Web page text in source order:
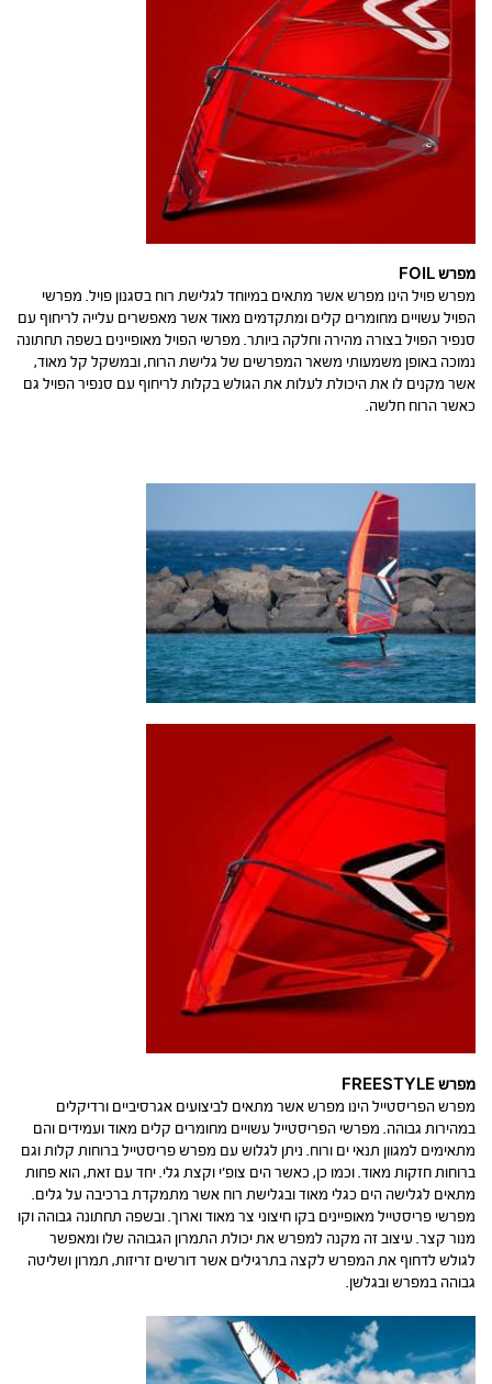
מפרש FOIL
מפרש פויל הינו מפרש אשר מתאים במיוחד לגלישת רוח בסגנון פויל. מפרשי
הפויל עשויים מחומרים קלים ומתקדמים מאוד אשר מאפשרים עלייה לריחוף עם
סנפיר הפויל בצורה מהירה וחלקה ביותר. מפרשי הפויל מאופיינים בשפה תחתונה
נמוכה באופן משמעותי משאר המפרשים של גלישת הרוח, ובמשקל קל מאוד,
אשר מקנים לו את היכולת לעלות את הגולש בקלות לריחוף עם סנפיר הפויל גם
כאשר הרוח חלשה.
מפרש FREESTYLE
מפרש הפריסטייל הינו מפרש אשר מתאים לביצועים אגרסיביים ורדיקלים
במהירות גבוהה. מפרשי הפריסטייל עשויים מחומרים קלים מאוד ועמידים והם
מתאימים למגוון תנאי ים ורוח. ניתן לגלוש עם מפרש פריסטייל ברוחות קלות וגם
ברוחות חזקות מאוד. וכמו כן, כאשר הים צופ’י וקצת גלי. יחד עם זאת, הוא פחות
מתאים לגלישה הים כגלי מאוד ובגלישת רוח אשר מתמקדת ברכיבה על גלים.
מפרשי פריסטייל מאופיינים בקו חיצוני צר מאוד וארוך. ובשפה תחתונה גבוהה וקו
מנור קצר. עיצוב זה מקנה למפרש את יכולת התמרון הגבוהה שלו ומאפשר
לגולש לדחוף את המפרש לקצה בתרגילים אשר דורשים זריזות, תמרון ושליטה
גבוהה במפרש ובגלשן.